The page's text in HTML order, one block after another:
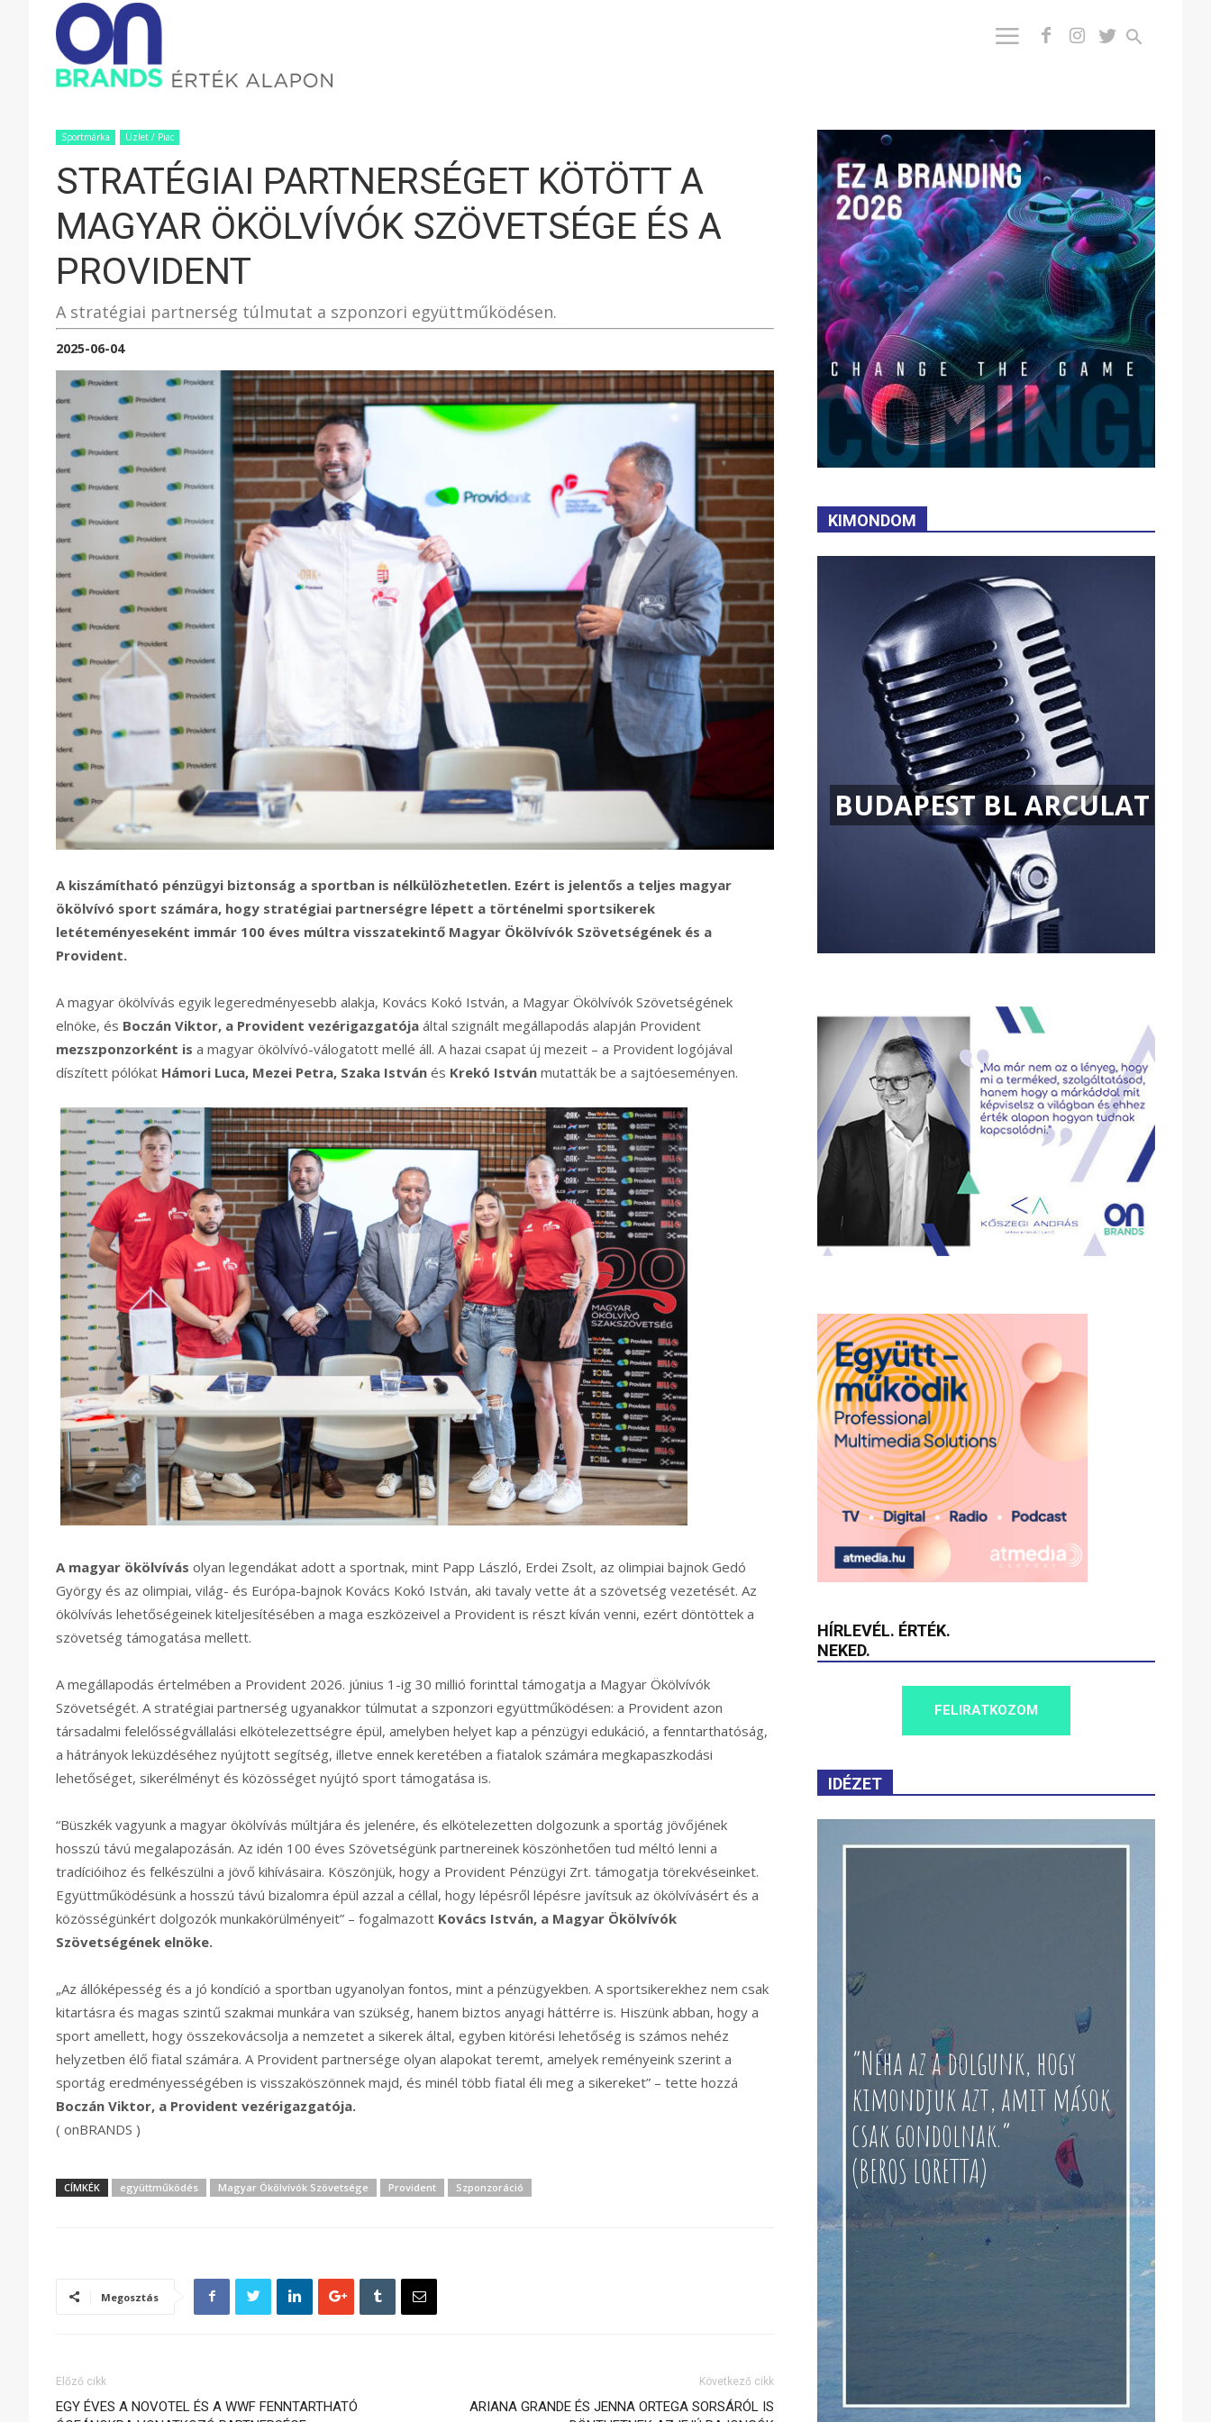
ÉRTÉK
Sportmárka Üzlet / Piac
STRATÉGIAI PARTNERSÉGET KÖTÖTT A
MAGYAR ÖKÖLVÍVÓK SZÖVETSÉGE ÉS A
PROVIDENT
A stratégiai partnerség túlmutat a szponzori együttműködésen.
2025-06-04
A kiszámítható pénzügyi biztonság a sportban is nélkülözhetetlen. Ezért is jelentős a teljes magyar
ökölvívó sport számára, hogy stratégiai partnerségre lépett a történelmi sportsikerek
letéteményeseként immár 100 éves múltra visszatekintő Magyar Ökölvívók Szövetségének és a
Provident.
A magyar ökölvívás egyik legeredményesebb alakja, Kovács Kokó István, a Magyar Ökölvívók Szövetségének
elnöke, és Boczán Viktor, a Provident vezérigazgatója által szignált megállapodás alapján Provident
mezszponzorként is a magyar ökölvívó-válogatott mellé áll. A hazai csapat új mezeit – a Provident logójával
díszített pólókat Hámori Luca, Mezei Petra, Szaka István és Krekó István mutatták be a sajtóeseményen.
A magyar ökölvívás olyan legendákat adott a sportnak, mint Papp László, Erdei Zsolt, az olimpiai bajnok Gedó
György és az olimpiai, világ- és Európa-bajnok Kovács Kokó István, aki tavaly vette át a szövetség vezetését. Az
ökölvívás lehetőségeinek kiteljesítésében a maga eszközeivel a Provident is részt kíván venni, ezért döntöttek a
szövetség támogatása mellett.
A megállapodás értelmében a Provident 2026. június 1-ig 30 millió forinttal támogatja a Magyar Ökölvívók
Szövetségét. A stratégiai partnerség ugyanakkor túlmutat a szponzori együttműködésen: a Provident azon
társadalmi felelősségvállalási elkötelezettségre épül, amelyben helyet kap a pénzügyi edukáció, a fenntarthatóság,
a hátrányok leküzdéséhez nyújtott segítség, illetve ennek keretében a fiatalok számára megkapaszkodási
lehetőséget, sikerélményt és közösséget nyújtó sport támogatása is.
“Büszkék vagyunk a magyar ökölvívás múltjára és jelenére, és elkötelezetten dolgozunk a sportág jövőjének
hosszú távú megalapozásán. Az idén 100 éves Szövetségünk partnereinek köszönhetően tud méltó lenni a
tradícióihoz és felkészülni a jövő kihívásaira. Köszönjük, hogy a Provident Pénzügyi Zrt. támogatja törekvéseinket.
Együttműködésünk a hosszú távú bizalomra épül azzal a céllal, hogy lépésről lépésre javítsuk az ökölvívásért és a
közösségünkért dolgozók munkakörülményeit” – fogalmazott Kovács István, a Magyar Ökölvívók
Szövetségének elnöke.
„Az állóképesség és a jó kondíció a sportban ugyanolyan fontos, mint a pénzügyekben. A sportsikerekhez nem csak
kitartásra és magas szintű szakmai munkára van szükség, hanem biztos anyagi háttérre is. Hiszünk abban, hogy a
sport amellett, hogy összekovácsolja a nemzetet a sikerek által, egyben kitörési lehetőség is számos nehéz
helyzetben élő fiatal számára. A Provident partnersége olyan alapokat teremt, amelyek reményeink szerint a
sportág eredményességében is visszaköszönnek majd, és minél több fiatal éli meg a sikereket” – tette hozzá
Boczán Viktor, a Provident vezérigazgatója.
( onBRANDS )
CÍMKÉK együttműködés Magyar Ökölvívók Szövetsége Provident Szponzoráció
Megosztás
Előző cikk
EGY ÉVES A NOVOTEL ÉS A WWF FENNTARTHATÓ
Következő cikk
ARIANA GRANDE ÉS JENNA ORTEGA SORSÁRÓL IS
KIMONDOM
BUDAPEST BL ARCULAT
HÍRLEVÉL. ÉRTÉK.
NEKED.
FELIRATKOZOM
IDÉZET
“Néha az a dolgunk, hogy
kimondjuk azt, amit mások
csak gondolnak.”
(BEROS LORETTA)